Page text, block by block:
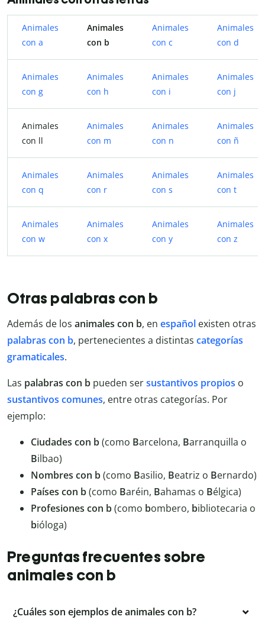
Animales
con a
Animales
con b
Animales
con c
Animales
con d
Animales
con g
Animales
con h
Animales
con i
Animales
con j
Animales
con ll
Animales
con m
Animales
con n
Animales
con ñ
Animales
con q
Animales
con r
Animales
con s
Animales
con t
Animales
con w
Animales
con x
Animales
con y
Animales
con z
Otras palabras con b
Además de los animales con b, en español existen otras
palabras con b, pertenecientes a distintas categorías
gramaticales.
Las palabras con b pueden sersustantivos propios o
sustantivos comunes, entre otras categorías. Por
ejemplo:
Ciudades con b(como Barcelona, Barranquilla o
Bilbao)
Nombres con b(como Basilio, Beatriz o Bernardo)
Países con b(como Baréin, Bahamas o Bélgica)
Profesiones con b(como bombero, bibliotecaria o
bióloga)
Preguntas frecuentes sobre
animales con b
¿Cuáles son ejemplos de animales con b?